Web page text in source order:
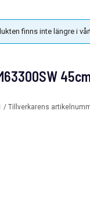
finns inte längre i
/ Tillverkarens